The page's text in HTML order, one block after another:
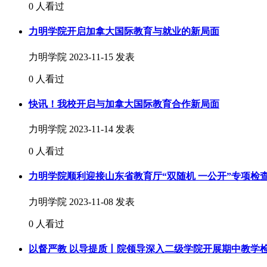
0 人看过
力明学院开启加拿大国际教育与就业的新局面
力明学院 2023-11-15 发表
0 人看过
快讯！我校开启与加拿大国际教育合作新局面
力明学院 2023-11-14 发表
0 人看过
力明学院顺利迎接山东省教育厅“双随机 一公开”专项检
力明学院 2023-11-08 发表
0 人看过
以督严教 以导提质丨院领导深入二级学院开展期中教学